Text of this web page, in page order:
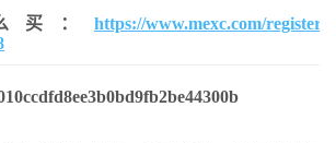
买： https://www.mexc.com/register?